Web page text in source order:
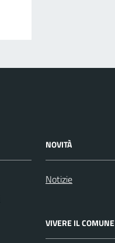
NOVITÀ
Notizie
VIVERE IL COMUNE